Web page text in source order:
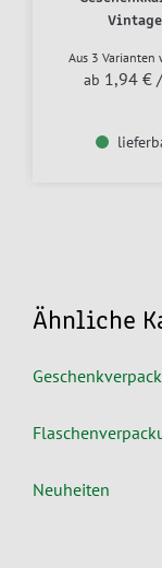
Vintage
Aus 3 Varianten
ab 1,94 €
Ähnliche
Neuheiten